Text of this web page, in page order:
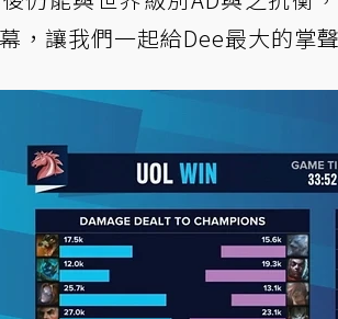
，讓我們一起給Dee最大的掌聲